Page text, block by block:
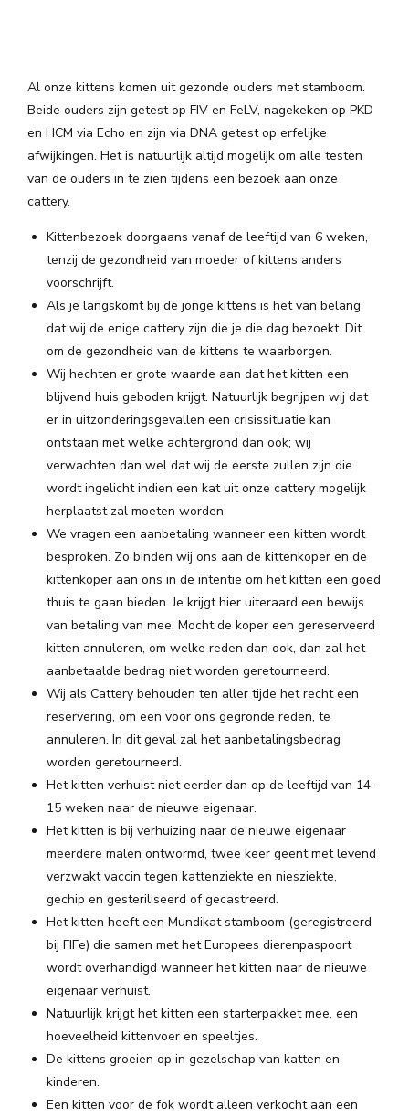
Al onze kittens komen uit gezonde ouders met stamboom.
Beide ouders zijn getest op FIV en FeLV, nagekeken op PKD
en HCM via Echo en zijn via DNA getest op erfelijke
afwijkingen. Het is natuurlijk altijd mogelijk om alle testen
van de ouders in te zien tijdens een bezoek aan onze
cattery.
Kittenbezoek doorgaans vanaf de leeftijd van 6 weken,
tenzij de gezondheid van moeder of kittens anders
voorschrijft.
Als je langskomt bij de jonge kittens is het van belang
dat wij de enige cattery zijn die je die dag bezoekt. Dit
om de gezondheid van de kittens te waarborgen.
Wij hechten er grote waarde aan dat het kitten een
blijvend huis geboden krijgt. Natuurlijk begrijpen wij dat
er in uitzonderingsgevallen een crisissituatie kan
ontstaan met welke achtergrond dan ook; wij
verwachten dan wel dat wij de eerste zullen zijn die
wordt ingelicht indien een kat uit onze cattery mogelijk
herplaatst zal moeten worden
We vragen een aanbetaling wanneer een kitten wordt
besproken. Zo binden wij ons aan de kittenkoper en de
kittenkoper aan ons in de intentie om het kitten een goed
thuis te gaan bieden. Je krijgt hier uiteraard een bewijs
van betaling van mee. Mocht de koper een gereserveerd
kitten annuleren, om welke reden dan ook, dan zal het
aanbetaalde bedrag niet worden geretourneerd.
Wij als Cattery behouden ten aller tijde het recht een
reservering, om een voor ons gegronde reden, te
annuleren. In dit geval zal het aanbetalingsbedrag
worden geretourneerd.
Het kitten verhuist niet eerder dan op de leeftijd van 14-
15 weken naar de nieuwe eigenaar.
Het kitten is bij verhuizing naar de nieuwe eigenaar
meerdere malen ontwormd, twee keer geënt met levend
verzwakt vaccin tegen kattenziekte en niesziekte,
gechip en gesteriliseerd of gecastreerd.
Het kitten heeft een Mundikat stamboom (geregistreerd
bij FIFe) die samen met het Europees dierenpaspoort
wordt overhandigd wanneer het kitten naar de nieuwe
eigenaar verhuist.
Natuurlijk krijgt het kitten een starterpakket mee, een
hoeveelheid kittenvoer en speeltjes.
De kittens groeien op in gezelschap van katten en
kinderen.
Een kitten voor de fok wordt alleen verkocht aan een